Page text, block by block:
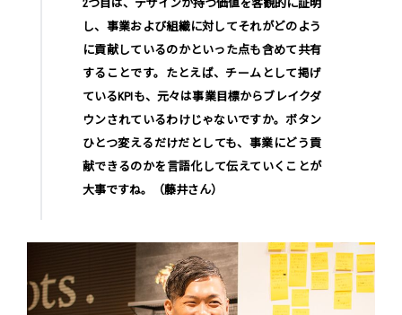
2つ目は、デザインが持つ価値を客観的に証明
し、事業および組織に対してそれがどのよう
に貢献しているのかといった点も含めて共有
することです。たとえば、チームとして掲げ
ているKPIも、元々は事業目標からブレイクダ
ウンされているわけじゃないですか。ボタン
ひとつ変えるだけだとしても、事業にどう貢
献できるのかを言語化して伝えていくことが
大事ですね。（藤井さん）